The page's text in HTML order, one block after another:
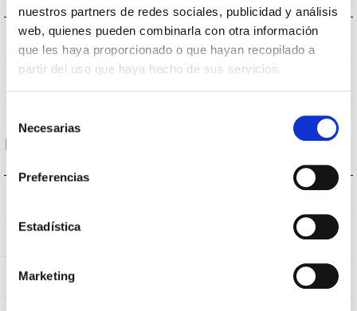
nuestros partners de redes sociales, publicidad y análisis
web, quienes pueden combinarla con otra información
que les haya proporcionado o que hayan recopilado a
partir del uso que haya hecho de sus servicios.
consentimiento
Necesarias
Preferencias
Estadística
Marketing
Dimensions 318 a 408x116mm
Empalmable Non
Données optiques
3.000K
>70
Optique VA00L1P